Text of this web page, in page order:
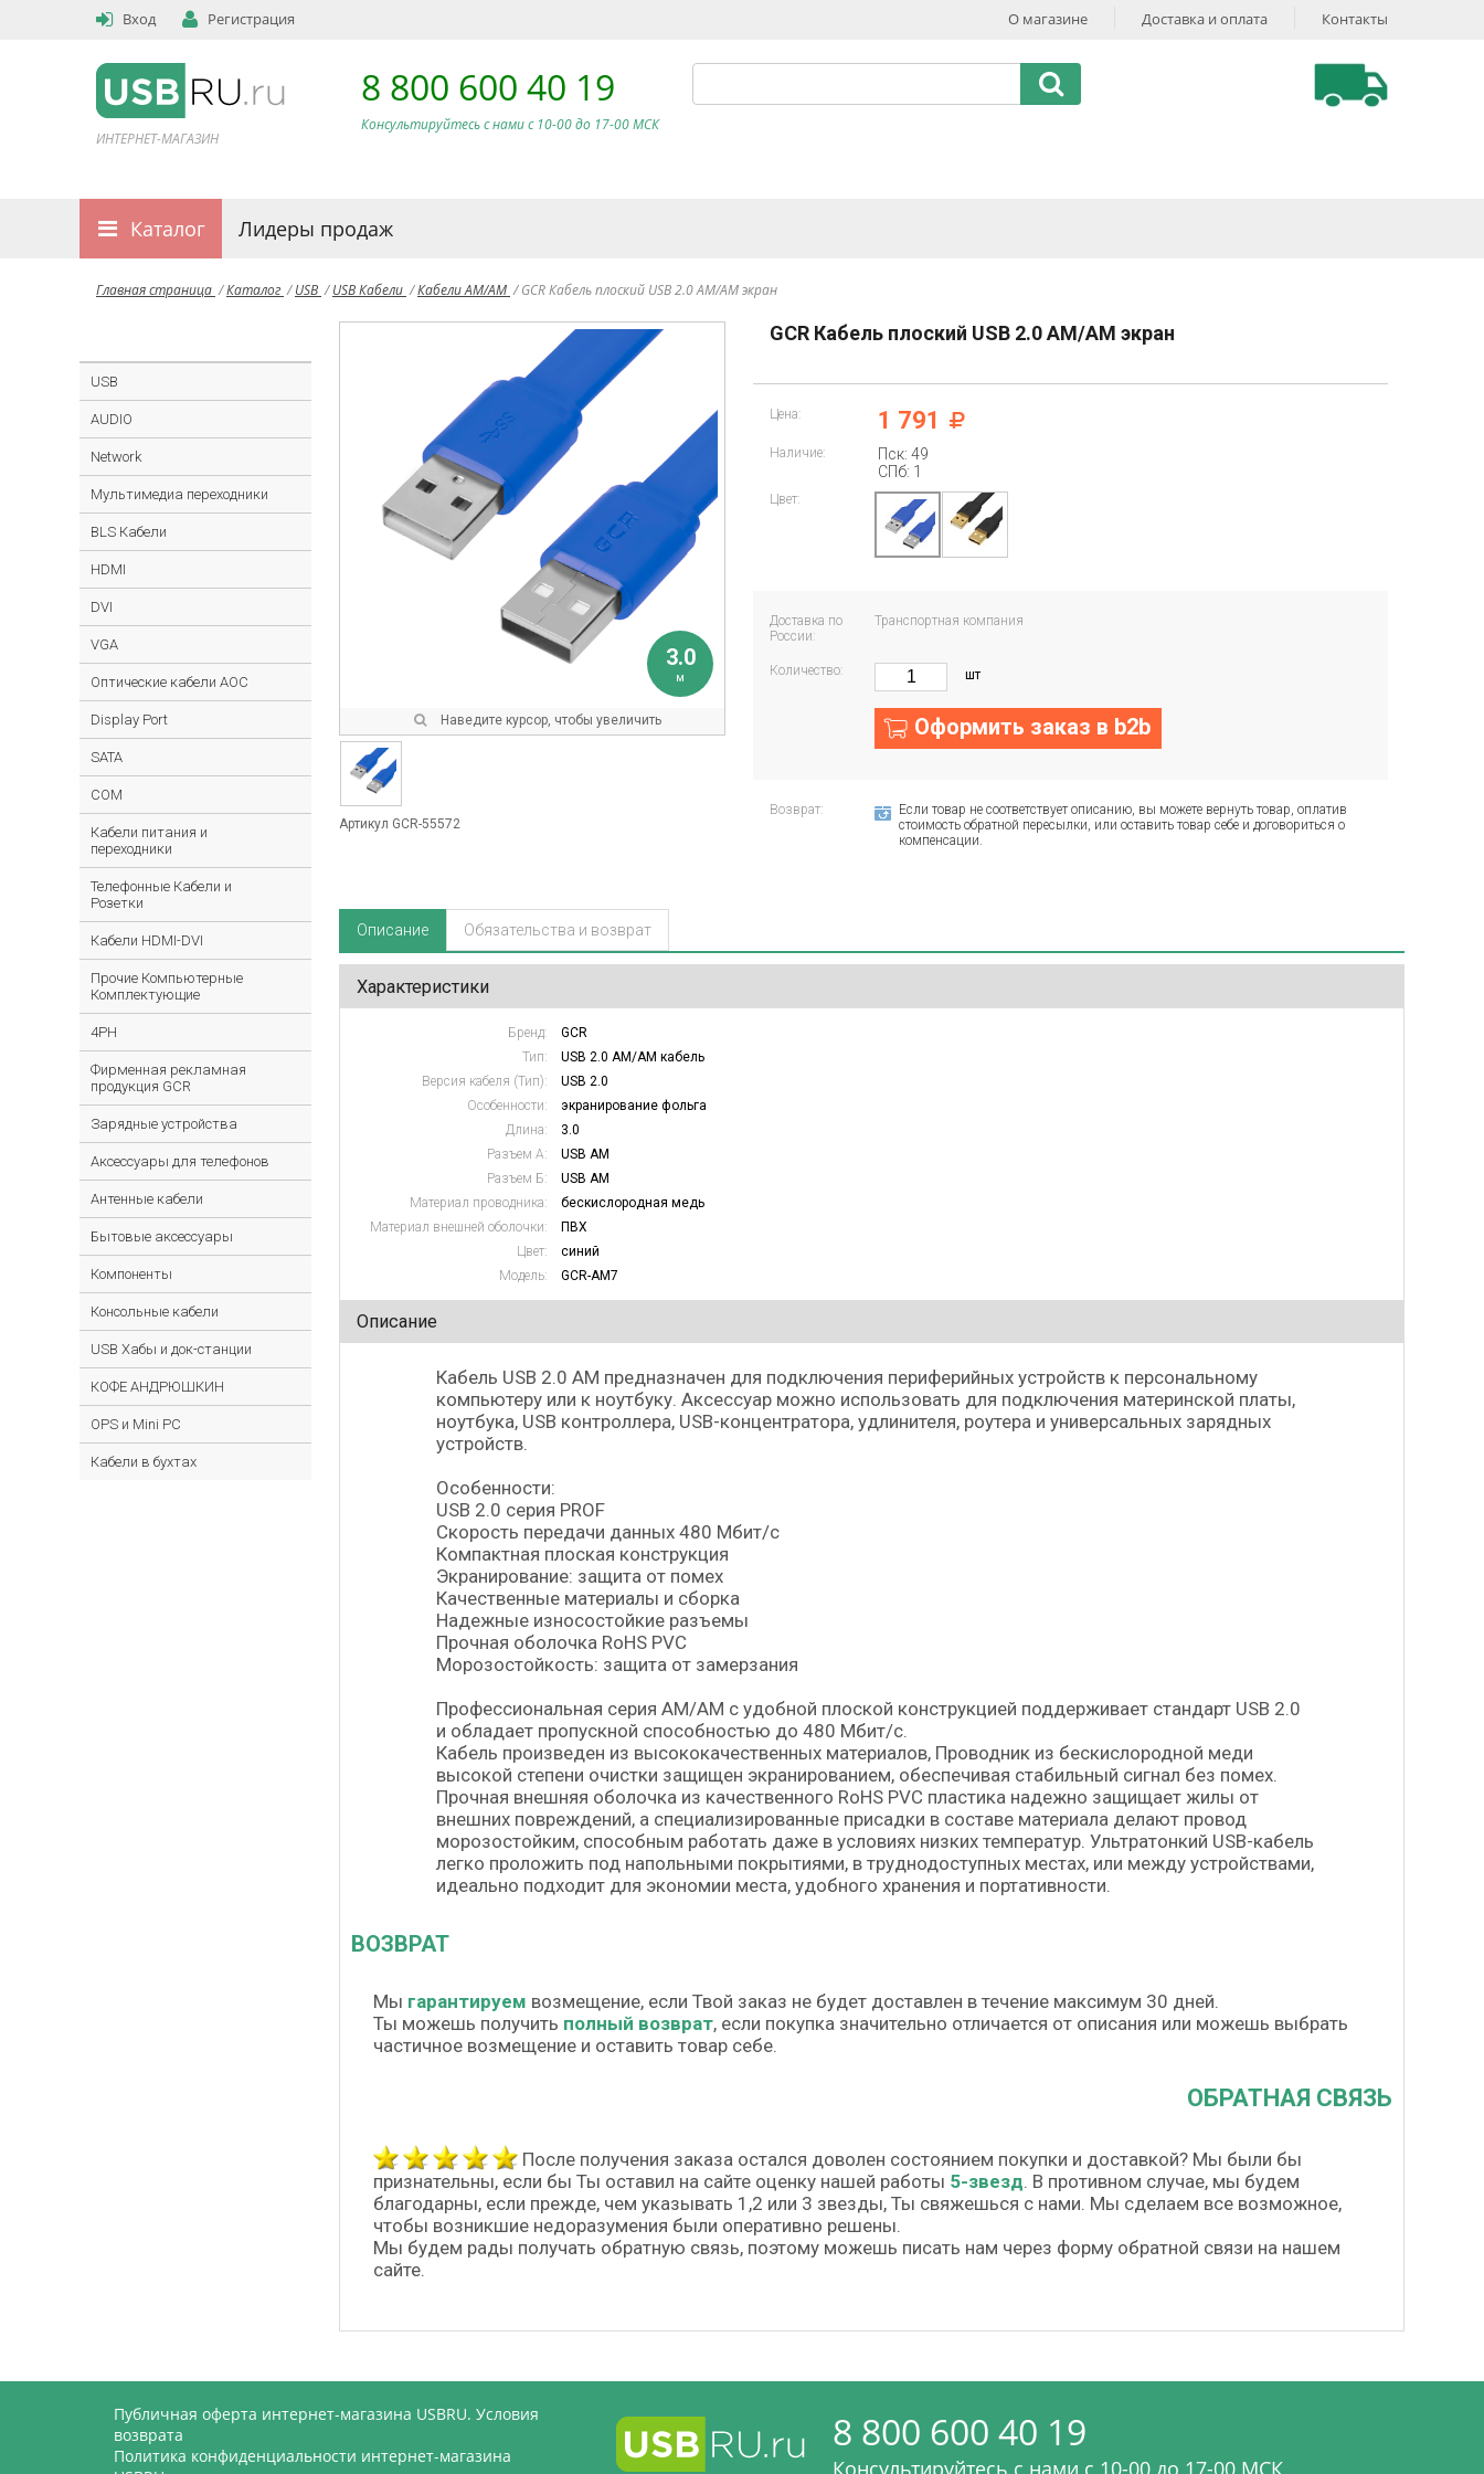
Вход Регистрация О магазине Доставка и оплата Контакты
ИНТЕРНЕТ-МАГАЗИН
8 800 600 40 19
Консультируйтесь с нами c 10-00 до 17-00 МСК
Каталог Лидеры продаж
Главная страница /Каталог / USB / USB Кабели /Кабели AM/AM / GCR Кабель плоский USB 2.0 AM/AM экран
USB
AUDIO
Network
Мультимедиа переходники
BLS Кабели
HDMI
DVI
VGA
Оптические кабели AOC
Display Port
SATA
COM
Кабели питания и
переходники
Телефонные Кабели и
Розетки
Кабели HDMI-DVI
Прочие Компьютерные
Комплектующие
4PH
Фирменная рекламная
продукция GCR
Зарядные устройства
Аксессуары для телефонов
Антенные кабели
Бытовые аксессуары
Компоненты
Консольные кабели
USB Хабы и док-станции
КОФЕ АНДРЮШКИН
OPS и Mini PC
Кабели в бухтах
3.0
м
Наведите курсор, чтобы увеличить
Артикул GCR-55572
GCR Кабель плоский USB 2.0 AM/AM экран
Цена: 1 791
Наличие:
Пск: 49
СПб: 1
Цвет:
Доставка по
России:
Транспортная компания
Количество: шт
Оформить заказ в b2b
Возврат:
Если товар не соответствует описанию, вы можете вернуть товар, оплатив
стоимость обратной пересылки, или оставить товар себе и договориться о
компенсации.
Описание Обязательства и возврат
Характеристики
Бренд:
GCR
Тип:
USB 2.0 AM/AM кабель
Версия кабеля (Тип):
USB 2.0
Особенности:
экранирование фольга
Длина:
3.0
Разъем А:
USB AM
Разъем Б:
USB AM
Материал проводника:
бескислородная медь
Материал внешней оболочки:
ПВХ
Цвет:
синий
Модель:
GCR-AM7
Описание
Кабель USB 2.0 AM предназначен для подключения периферийных устройств к персональному
компьютеру или к ноутбуку. Аксессуар можно использовать для подключения материнской платы,
ноутбука, USB контроллера, USB-концентратора, удлинителя, роутера и универсальных зарядных
устройств.
Особенности:
USB 2.0 серия PROF
Скорость передачи данных 480 Мбит/с
Компактная плоская конструкция
Экранирование: защита от помех
Качественные материалы и сборка
Надежные износостойкие разъемы
Прочная оболочка RoHS PVC
Морозостойкость: защита от замерзания
Профессиональная серия AM/AM с удобной плоской конструкцией поддерживает стандарт USB 2.0
и обладает пропускной способностью до 480 Мбит/c.
Кабель произведен из высококачественных материалов, Проводник из бескислородной меди
высокой степени очистки защищен экранированием, обеспечивая стабильный сигнал без помех.
Прочная внешняя оболочка из качественного RoHS PVC пластика надежно защищает жилы от
внешних повреждений, а специализированные присадки в составе материала делают провод
морозостойким, способным работать даже в условиях низких температур. Ультратонкий USB-кабель
легко проложить под напольными покрытиями, в труднодоступных местах, или между устройствами,
идеально подходит для экономии места, удобного хранения и портативности.
ВОЗВРАТ
Мы гарантируем возмещение, если Твой заказ не будет доставлен в течение максимум 30 дней.
Ты можешь получить полный возврат, если покупка значительно отличается от описания или можешь выбрать
частичное возмещение и оставить товар себе.
ОБРАТНАЯ СВЯЗЬ
После получения заказа остался доволен состоянием покупки и доставкой? Мы были бы
признательны, если бы Ты оставил на сайте оценку нашей работы 5-звезд. В противном случае, мы будем
благодарны, если прежде, чем указывать 1,2 или 3 звезды, Ты свяжешься с нами. Мы сделаем все возможное,
чтобы возникшие недоразумения были оперативно решены.
Мы будем рады получать обратную связь, поэтому можешь писать нам через форму обратной связи на нашем
сайте.
Публичная оферта интернет-магазина USBRU. Условия
возврата
Политика конфиденциальности интернет-магазина
8 800 600 40 19
Консультируйтесь с нами c 10-00 до 17-00 МСК